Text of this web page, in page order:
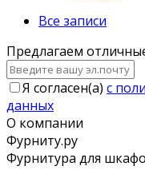
Все записи
Предлагаем
Я согласен(a) с
данных
О компании
Фурниту.ру
Фурнитура для